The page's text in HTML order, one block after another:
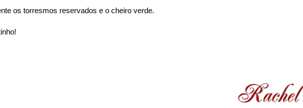
os torresmos reservados e o cheiro verde.